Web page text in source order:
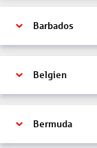
Barbados
Belgien
Bermuda